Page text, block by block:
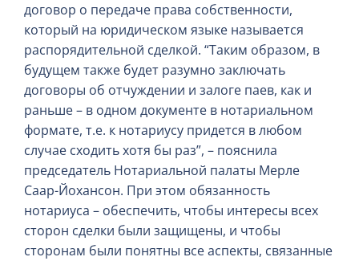
договор о передаче права собственности,
который на юридическом языке называется
распорядительной сделкой. “Таким образом, в
будущем также будет разумно заключать
договоры об отчуждении и залоге паев, как и
раньше – в одном документе в нотариальном
формате, т.е. к нотариусу придется в любом
случае сходить хотя бы раз”, – пояснила
председатель Нотариальной палаты Мерле
Саар-Йохансон. При этом обязанность
нотариуса – обеспечить, чтобы интересы всех
сторон сделки были защищены, и чтобы
сторонам были понятны все аспекты, связанные